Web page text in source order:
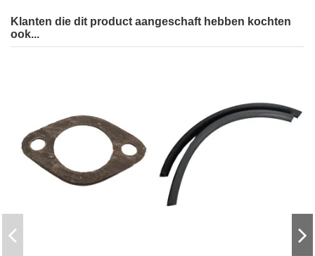
Klanten die dit product aangeschaft hebben kochten
ook...